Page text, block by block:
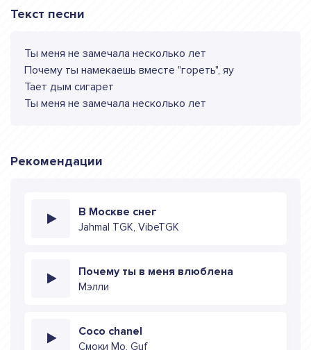
Текст песни
Ты меня не замечала несколько лет
Почему ты намекаешь вместе "гореть", яу
Тает дым сигарет
Ты меня не замечала несколько лет
Рекомендации
В Москве снег
Jahmal TGK, VibeTGK
Почему ты в меня влюблена
Мэлли
Coco chanel
Смоки Мо, Guf